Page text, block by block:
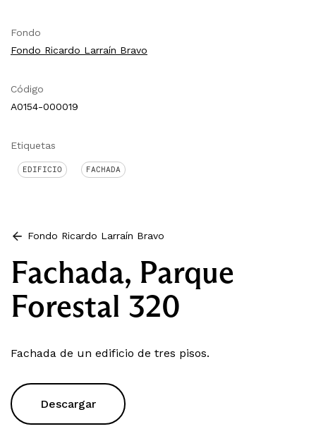
Fondo
Fondo Ricardo Larraín Bravo
Código
A0154-000019
Etiquetas
EDIFICIO FACHADA
Fondo Ricardo Larraín Bravo
Fachada, Parque
Forestal 320
Fachada de un edificio de tres pisos.
Descargar